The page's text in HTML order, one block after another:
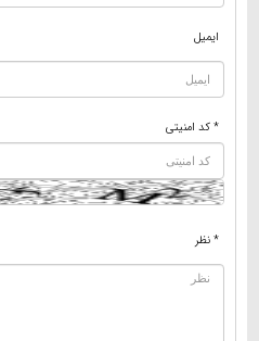
ایمیل
* کد امنیتی
* نظر